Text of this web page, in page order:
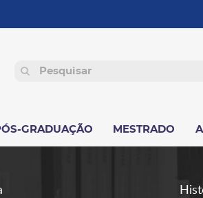
GRADUAÇÃO MESTRADO